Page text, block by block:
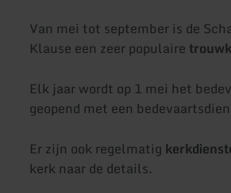
Van mei tot september is de
Klause een zeer populaire
Elk jaar wordt op 1 mei het
geopend met een
Er zijn ook regelmatig
kerk naar de details.